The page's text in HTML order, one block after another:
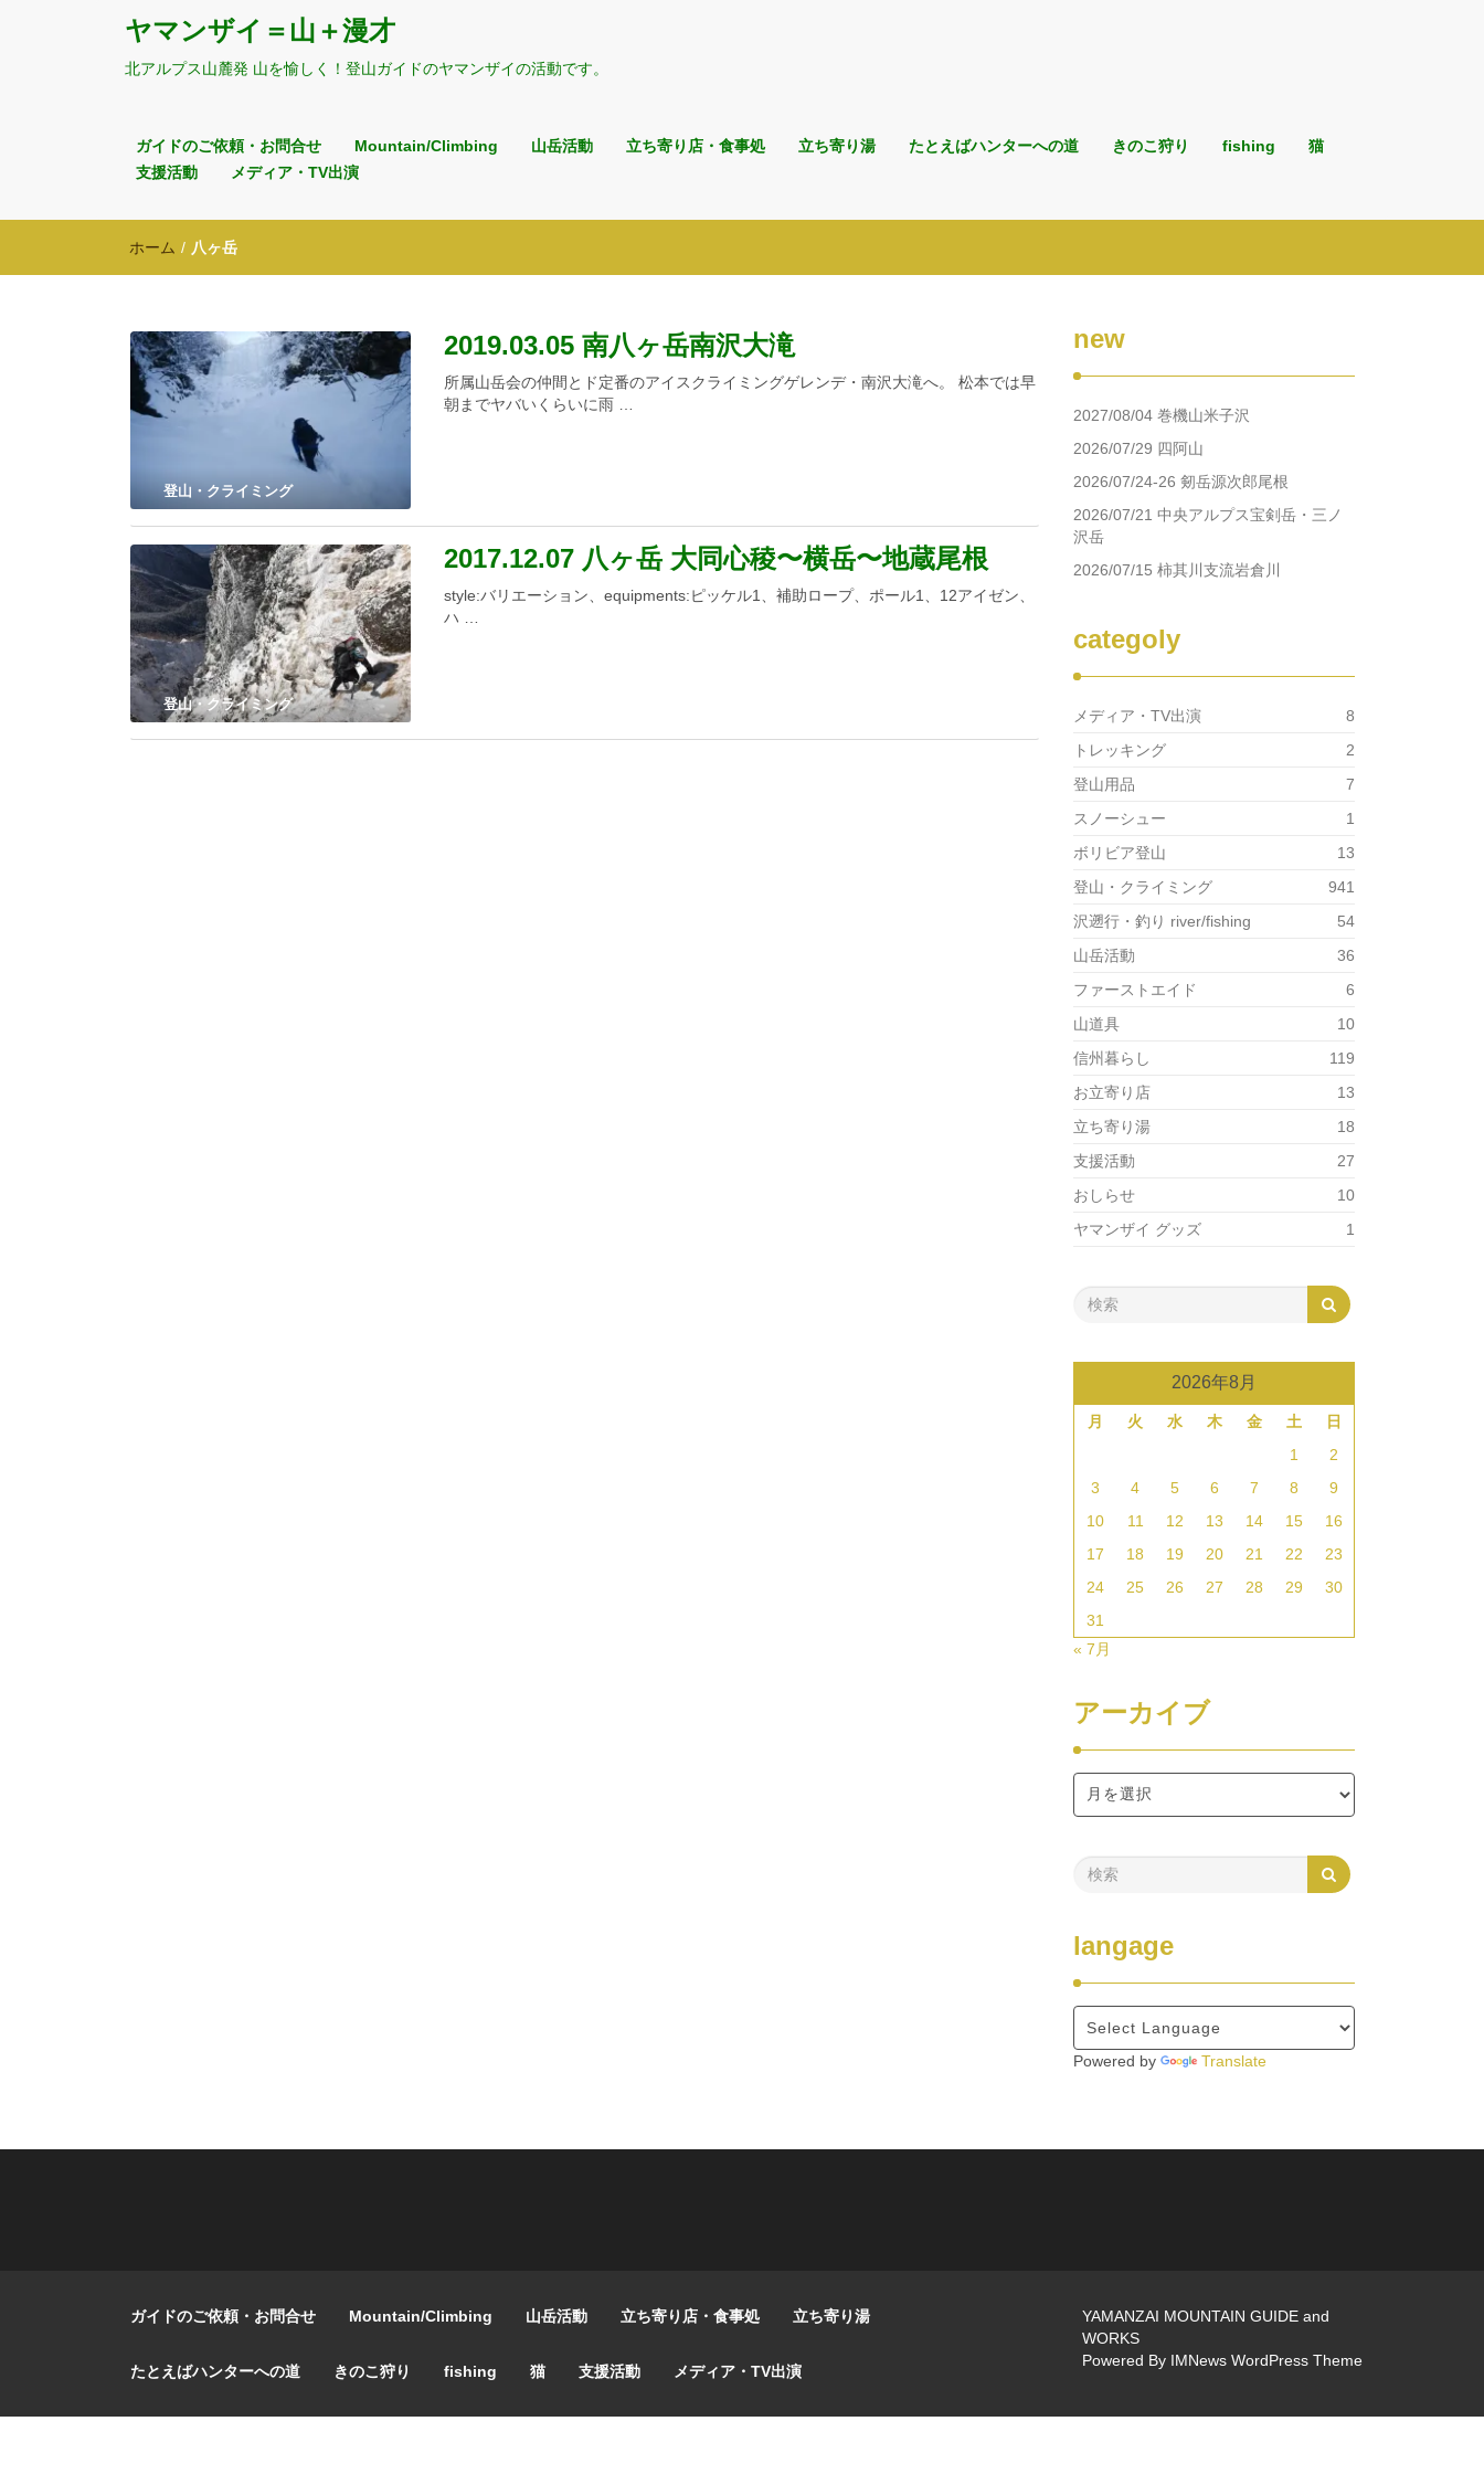
ヤマンザイ＝山＋漫才
北アルプス山麓発 山を愉しく！登山ガイドのヤマンザイの活動です。
ガイドのご依頼・お問合せ Mountain/Climbing 山岳活動 立ち寄り店・食事処 立ち寄り湯 たとえばハンターへの道 きのこ狩り fishing
猫
支援活動
メディア・TV出演
ホーム / 八ヶ岳
登山・クライミング
2019.03.05 南八ヶ岳南沢大滝
所属山岳会の仲間とド定番のアイスクライミングゲレンデ・南沢大滝へ。 松本では早
朝までヤバいくらいに雨 …
登山・クライミング
2017.12.07 八ヶ岳 大同心稜〜横岳〜地蔵尾根
style:バリエーション、equipments:ピッケル1、補助ロープ、ポール1、12アイゼン、
ハ …
new
2027/08/04 巻機山米子沢
2026/07/29 四阿山
2026/07/24-26 剱岳源次郎尾根
2026/07/21 中央アルプス宝剣岳・三ノ
沢岳
2026/07/15 柿其川支流岩倉川
categoly
メディア・TV出演
8
トレッキング
2
登山用品
7
スノーシュー
1
ボリビア登山
13
登山・クライミング
941
沢遡行・釣り river/fishing
54
山岳活動
36
ファーストエイド
6
山道具
10
信州暮らし
119
お立寄り店
13
立ち寄り湯
18
支援活動
27
おしらせ
10
ヤマンザイ グッズ
1
2026年8月
月 火 水 木 金 土
日
1
2
3
4 5 6 7 8
9
10
11 12 13 14 15
16
17
18 19 20 21 22
23
24
25 26 27 28 29
30
31
« 7月
アーカイブ
langage
Powered by Translate
ガイドのご依頼・お問合せ Mountain/Climbing 山岳活動 立ち寄り店・食事処 立ち寄り湯
たとえばハンターへの道 きのこ狩り fishing 猫 支援活動 メディア・TV出演
YAMANZAI MOUNTAIN GUIDE and
WORKS
Powered By IMNews WordPress Theme